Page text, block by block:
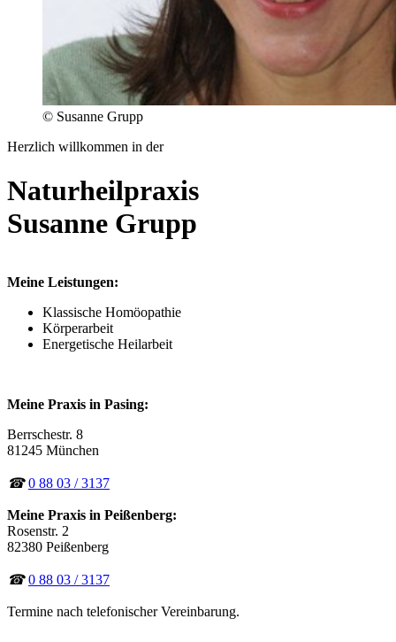
© Susanne Grupp
Herzlich willkommen in der
Naturheilpraxis
Susanne Grupp
Meine Leistungen:
Klassische Homöopathie
Körperarbeit
Energetische Heilarbeit
Meine Praxis in Pasing:
Berrschestr. 8
81245 München
☎ 0 88 03 / 3137
Meine Praxis in Peißenberg:
Rosenstr. 2
82380 Peißenberg
☎ 0 88 03 / 3137
Termine nach telefonischer Vereinbarung.